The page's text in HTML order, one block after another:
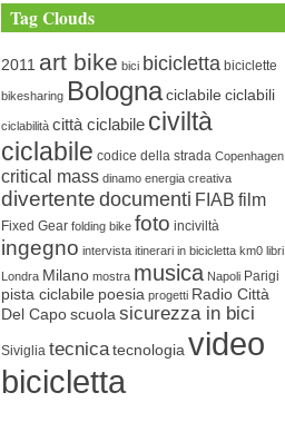
Tag Clouds
2011 art bike bici bicicletta biciclette
bikesharing Bolognaciclabile ciclabili
ciclabilità città ciclabile civiltà
ciclabile codice della strada Copenhagen
critical mass dinamo energia creativa
divertentedocumenti FIAB film
Fixed Gear folding bike foto inciviltà
ingegno intervista itinerari in bicicletta km0 libri
Londra Milano mostra musica Napoli Parigi
pista ciclabile poesia progetti Radio Città
Del Capo scuolasicurezza in bici
Siviglia tecnicatecnologiavideo
bicicletta